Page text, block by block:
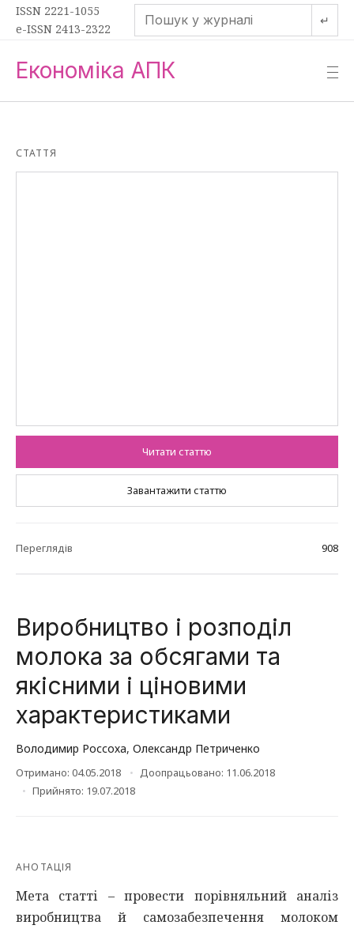
ISSN 2221-1055
e-ISSN 2413-2322
↵
Економіка АПК —
—
—
СТАТТЯ
Читати статтю
Завантажити статтю
Переглядів 908
Виробництво і розподіл
молока за обсягами та
якісними і ціновими
характеристиками
Володимир Россоха, Олександр Петриченко
Отримано: 04.05.2018
Доопрацьовано: 11.06.2018
Прийнято: 19.07.2018
АНОТАЦІЯ
Мета статті – провести порівняльний аналіз
виробництва й самозабезпечення молоком